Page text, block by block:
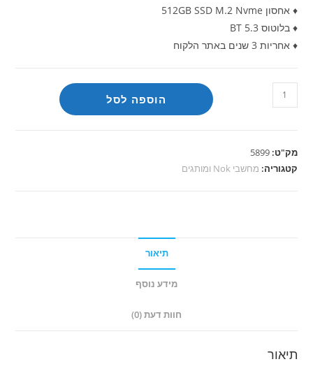
♦ אחסון 512GB SSD M.2 Nvme
♦ בלוטוס BT 5.3
♦ אחריות 3 שנים באתר הלקוח
כמות
של
Lenovo
I5-
הוספה לסל
מק"ט:5899
קטגוריה: מחשבי Nok ומותגים
תיאור
מידע נוסף
חוות דעת (0)
תיאור